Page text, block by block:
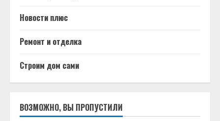
Новости плюс
Ремонт и отделка
Строим дом сами
ВОЗМОЖНО, ВЫ ПРОПУСТИЛИ